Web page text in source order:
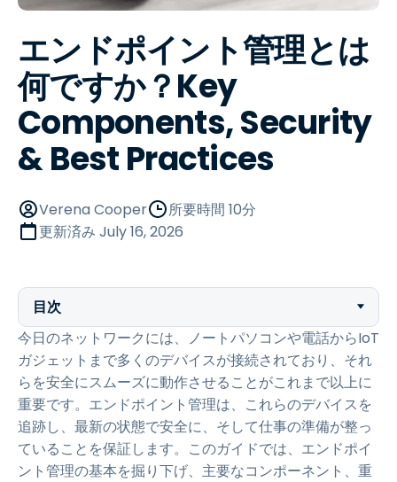
エンドポイント管理とは
何ですか？Key
Components, Security
& Best Practices
Verena Cooper
所要時間 10分
更新済み July 16, 2026
目次
今日のネットワークには、ノートパソコンや電話からIoT
ガジェットまで多くのデバイスが接続されており、それ
らを安全にスムーズに動作させることがこれまで以上に
重要です。エンドポイント管理は、これらのデバイスを
追跡し、最新の状態で安全に、そして仕事の準備が整っ
ていることを保証します。このガイドでは、エンドポイ
ント管理の基本を掘り下げ、主要なコンポーネント、重